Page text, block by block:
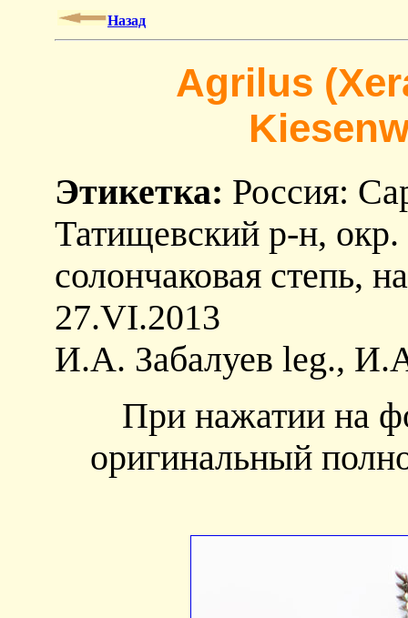
Назад
Agrilus
Этикетка: Россия:
Татищевский р-н,
солончаковая степь,
27.VI.2013
И.А. Забалуев leg.,
При нажатии на
оригинальный